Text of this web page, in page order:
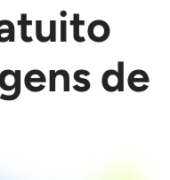
de